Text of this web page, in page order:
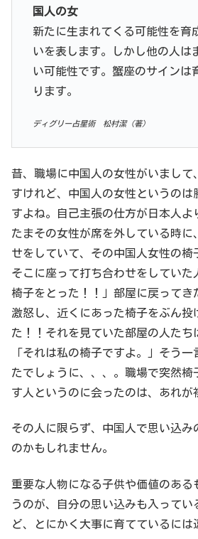
国人の女
新たに生まれてくる可能性を育
いを表します。しかし他の人は
い可能性です。蟹座のサインは
ります。
ディグリー占星術 松村潔（著）
昔、職場に中国人の女性がいまして
すけれど、中国人の女性というのは
すよね。自己主張の仕方が日本人よ
たまその女性が席を外している時に
せをしていて、その中国人女性の椅
そこに座って打ち合わせをしていた
椅子をとった！！」部屋に戻ってき
激怒し、近くにあった椅子をぶん投
た！！それを見ていた部屋の人たち
「それは私の椅子ですよ。」そう
たでしょうに、、、。職場で突然椅
す人というのに会ったのは、あれが
その人に限らず、中国人で思い込み
のかもしれません。
重要な人物になる子供や価値のある
うのが、自分の思い込みも入ってい
ど、とにかく大事に育てているには